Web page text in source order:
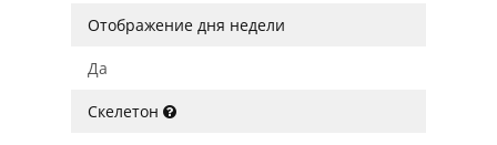
Отображение дня недели
Да
Скелетон